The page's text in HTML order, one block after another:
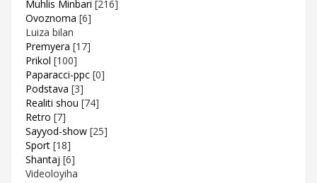
Muhlis Minbari [216]
Ovoznoma [6]
Luiza bilan
Premyera [17]
Prikol [100]
Paparacci-ppc [0]
Podstava [3]
Realiti shou [74]
Retro [7]
Sayyod-show [25]
Sport [18]
Shantaj [6]
Videoloyiha